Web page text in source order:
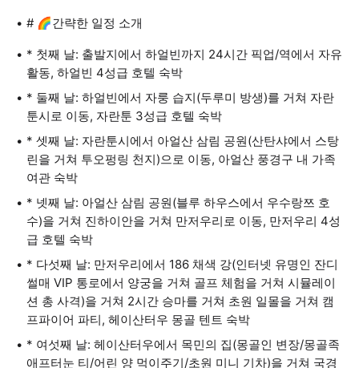
# 🌈간략한 일정 소개
* 첫째 날: 출발지에서 하얼빈까지 24시간 픽업/역에서 자유
활동, 하얼빈 4성급 호텔 숙박
* 둘째 날: 하얼빈에서 자룽 습지(두루미 방생)를 거쳐 자란
툰시로 이동, 자란툰 3성급 호텔 숙박
* 셋째 날: 자란툰시에서 아얼산 삼림 공원(산탄샤에서 스탕
린을 거쳐 투오펑링 천지)으로 이동, 아얼산 풍경구 내 가족
여관 숙박
* 넷째 날: 아얼산 삼림 공원(블루 하우스에서 우수랑쯔 호
수)을 거쳐 진하이안을 거쳐 만저우리로 이동, 만저우리 4성
급 호텔 숙박
* 다섯째 날: 만저우리에서 186 채색 강(인터넷 유명인 잔디
썰매 VIP 통로에서 양궁을 거쳐 골프 체험을 거쳐 시뮬레이
션 총 사격)을 거쳐 2시간 승마를 거쳐 초원 일몰을 거쳐 캠
프파이어 파티, 헤이산터우 몽골 텐트 숙박
* 여섯째 날: 헤이산터우에서 목민의 집(몽골인 변장/몽골족
애프터눈 티/어린 양 먹이주기/초원 미니 기차)을 거쳐 국경